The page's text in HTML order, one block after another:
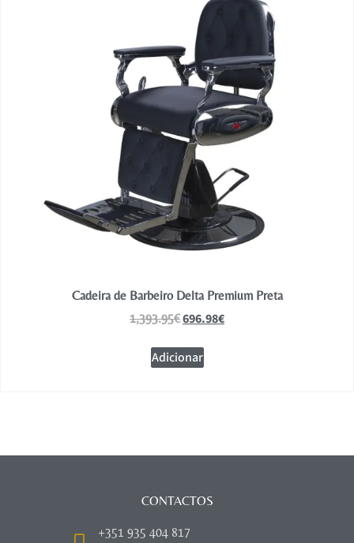
Cadeira de Barbeiro Delta Premium Preta
1,393.95€696.98€
Adicionar
CONTACTOS
+351 935 404 817